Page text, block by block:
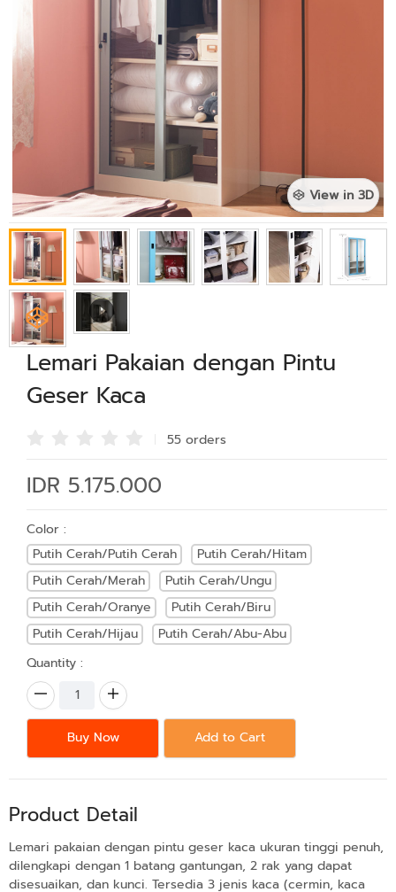
View in 3D
Lemari Pakaian dengan Pintu
Geser Kaca
55 orders
IDR 5.175.000
Color :
Putih Cerah/Putih Cerah
Putih Cerah/Hitam
Putih Cerah/Merah
Putih Cerah/Ungu
Putih Cerah/Oranye
Putih Cerah/Biru
Putih Cerah/Hijau
Putih Cerah/Abu-Abu
Quantity :
Buy Now Add to Cart
Product Detail
Lemari pakaian dengan pintu geser kaca ukuran tinggi penuh,
dilengkapi dengan 1 batang gantungan, 2 rak yang dapat
disesuaikan, dan kunci. Tersedia 3 jenis kaca (cermin, kaca